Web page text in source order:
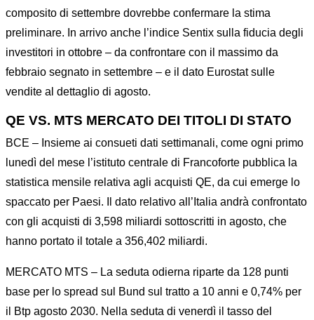
composito di settembre dovrebbe confermare la stima
preliminare. In arrivo anche l’indice Sentix sulla fiducia degli
investitori in ottobre – da confrontare con il massimo da
febbraio segnato in settembre – e il dato Eurostat sulle
vendite al dettaglio di agosto.
QE VS. MTS MERCATO DEI TITOLI DI STATO
BCE – Insieme ai consueti dati settimanali, come ogni primo
lunedì del mese l’istituto centrale di Francoforte pubblica la
statistica mensile relativa agli acquisti QE, da cui emerge lo
spaccato per Paesi. Il dato relativo all’Italia andrà confrontato
con gli acquisti di 3,598 miliardi sottoscritti in agosto, che
hanno portato il totale a 356,402 miliardi.
MERCATO MTS – La seduta odierna riparte da 128 punti
base per lo spread sul Bund sul tratto a 10 anni e 0,74% per
il Btp agosto 2030. Nella seduta di venerdì il tasso del